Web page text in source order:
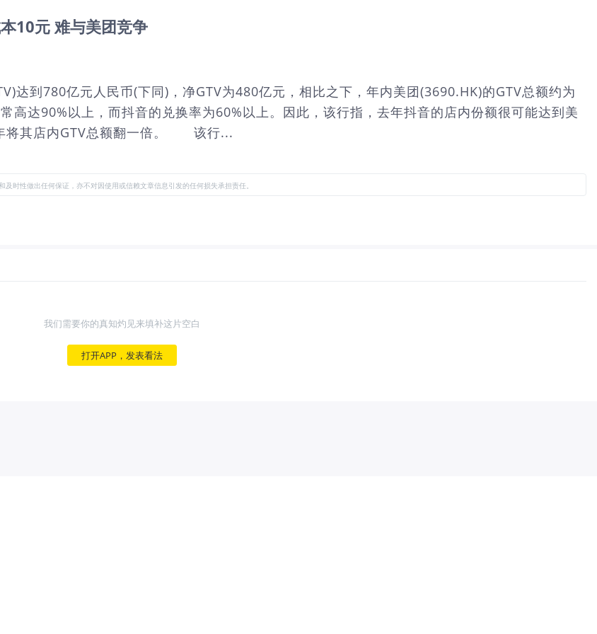
10元 难与美团竞争
达到780亿元人民币(下同)，净GTV为480亿元，相比之下，年内美团(3690.HK)的GTV总额约为
高达90%以上，而抖音的兑换率为60%以上。因此，该行指，去年抖音的店内份额很可能达到美
将其店内GTV总额翻一倍。 该行...
时性做出任何保证，亦不对因使用或信赖文章信息引发的任何损失承担责任。
我们需要你的真知灼见来填补这片空白
打开APP，发表看法